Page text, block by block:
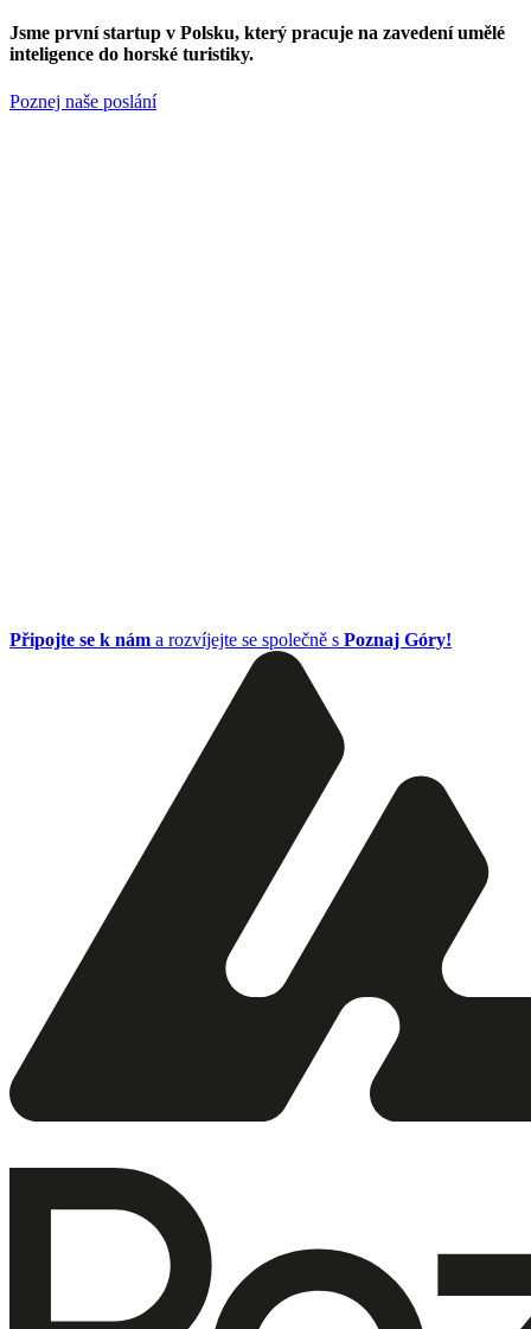
Jsme první startup v Polsku, který pracuje na zavedení umělé
inteligence do horské turistiky.
Poznej naše poslání
Připojte se k nám a rozvíjejte se společně s Poznaj Góry!